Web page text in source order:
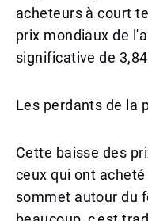
acheteurs à court
prix mondiaux de
significative de
Les perdants de la
Cette baisse des
ceux qui ont
sommet autour du